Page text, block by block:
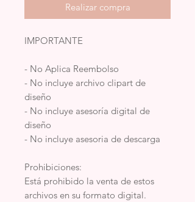
Realizar compra
IMPORTANTE
- No Aplica Reembolso
- No incluye archivo clipart de
diseño
- No incluye asesoría digital de
diseño
- No incluye asesoria de descarga
Prohibiciones:
Está prohibido la venta de estos
archivos en su formato digital.